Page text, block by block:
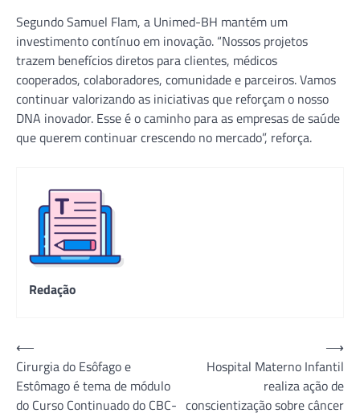
Segundo Samuel Flam, a Unimed-BH mantém um
investimento contínuo em inovação. “Nossos projetos
trazem benefícios diretos para clientes, médicos
cooperados, colaboradores, comunidade e parceiros. Vamos
continuar valorizando as iniciativas que reforçam o nosso
DNA inovador. Esse é o caminho para as empresas de saúde
que querem continuar crescendo no mercado”, reforça.
Redação
Navegação
de
Post
⟵
Cirurgia do Esôfago e
Estômago é tema de módulo
do Curso Continuado do CBC-
Hospital Materno Infantil
realiza ação de
conscientização sobre câncer
⟶